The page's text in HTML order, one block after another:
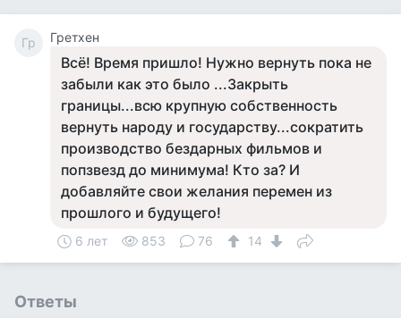
Гр Гретхен
Всё! Время пришло! Нужно вернуть пока не
забыли как это было ...Закрыть
границы...всю крупную собственность
вернуть народу и государству...сократить
производство бездарных фильмов и
попзвезд до минимума! Кто за? И
добавляйте свои желания перемен из
прошлого и будущего!
6 лет 853 76 14
Ответы